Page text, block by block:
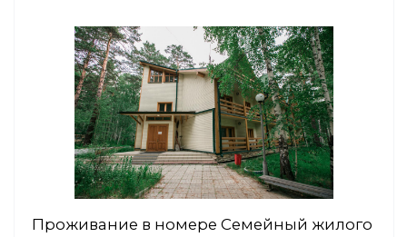
Проживание в номере Семейный жилого